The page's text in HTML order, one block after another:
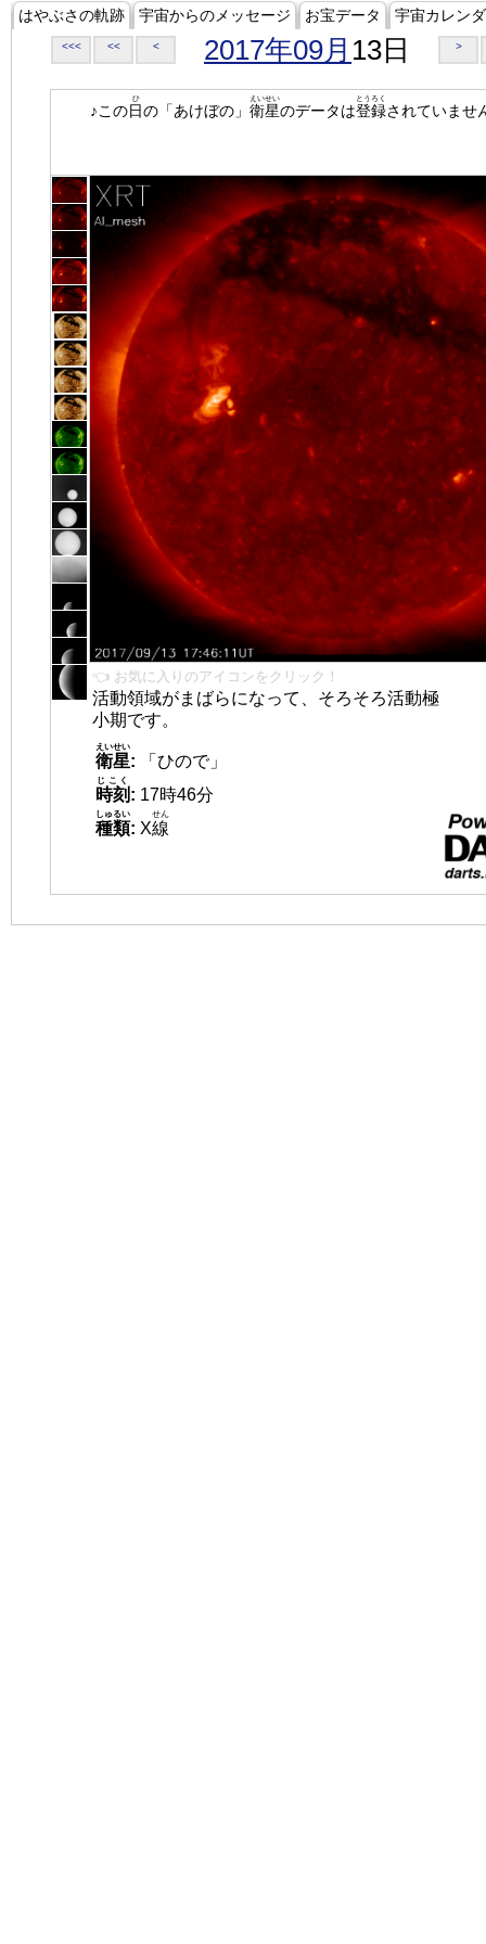
はやぶさの軌跡 宇宙からのメッセージ お宝データ 宇宙カレン
<<< << < 2017年09月 13日 >
♪この日
ひ
の「あけぼの」 衛星
えいせい
のデータは登録
とうろく
されていませ
👈 お気に入りのアイコンをクリック！
活動領域がまばらになって、そろそろ活動極
小期です。
衛星
えいせい
:
「ひので」
時刻
じこく
: 17時46分
種類
しゅるい
: X線
せん